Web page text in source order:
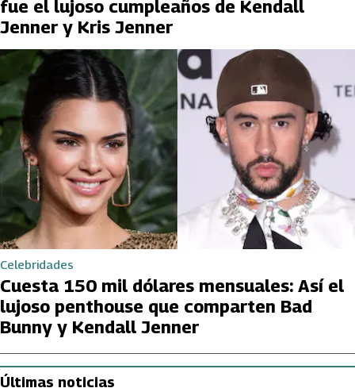
fue el lujoso cumpleaños de Kendall
Jenner y Kris Jenner
Celebridades
Cuesta 150 mil dólares mensuales: Así el
lujoso penthouse que comparten Bad
Bunny y Kendall Jenner
Últimas noticias